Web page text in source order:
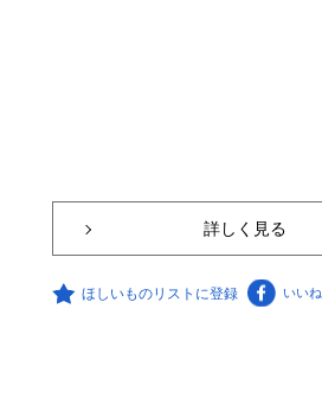
詳しく見る
ほしいものリストに登録 いいね